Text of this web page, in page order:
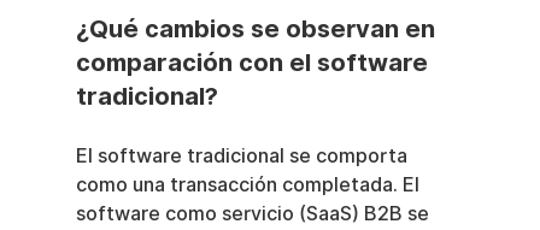
¿Qué cambios se observan en
comparación con el software
tradicional?
El software tradicional se comporta
como una transacción completada. El
software como servicio (SaaS) B2B se